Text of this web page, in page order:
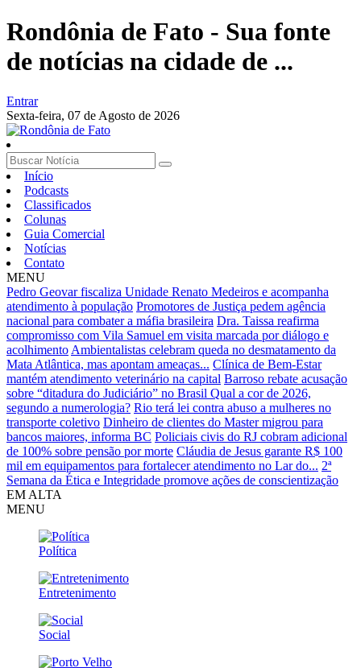
Rondônia de Fato - Sua fonte
de notícias na cidade de ...
Entrar
Sexta-feira, 07 de Agosto de 2026
Início
Podcasts
Classificados
Colunas
Guia Comercial
Notícias
Contato
MENU
Pedro Geovar fiscaliza Unidade Renato Medeiros e acompanha
atendimento à população Promotores de Justiça pedem agência
nacional para combater a máfia brasileira Dra. Taissa reafirma
compromisso com Vila Samuel em visita marcada por diálogo e
acolhimento Ambientalistas celebram queda no desmatamento da
Mata Atlântica, mas apontam ameaças... Clínica de Bem-Estar
mantém atendimento veterinário na capital Barroso rebate acusação
sobre “ditadura do Judiciário” no Brasil Qual a cor de 2026,
segundo a numerologia? Rio terá lei contra abuso a mulheres no
transporte coletivo Dinheiro de clientes do Master migrou para
bancos maiores, informa BC Policiais civis do RJ cobram adicional
de 100% sobre pensão por morte Cláudia de Jesus garante R$ 100
mil em equipamentos para fortalecer atendimento no Lar do... 2ª
Semana da Ética e Integridade promove ações de conscientização
EM ALTA
MENU
Política
Entretenimento
Social